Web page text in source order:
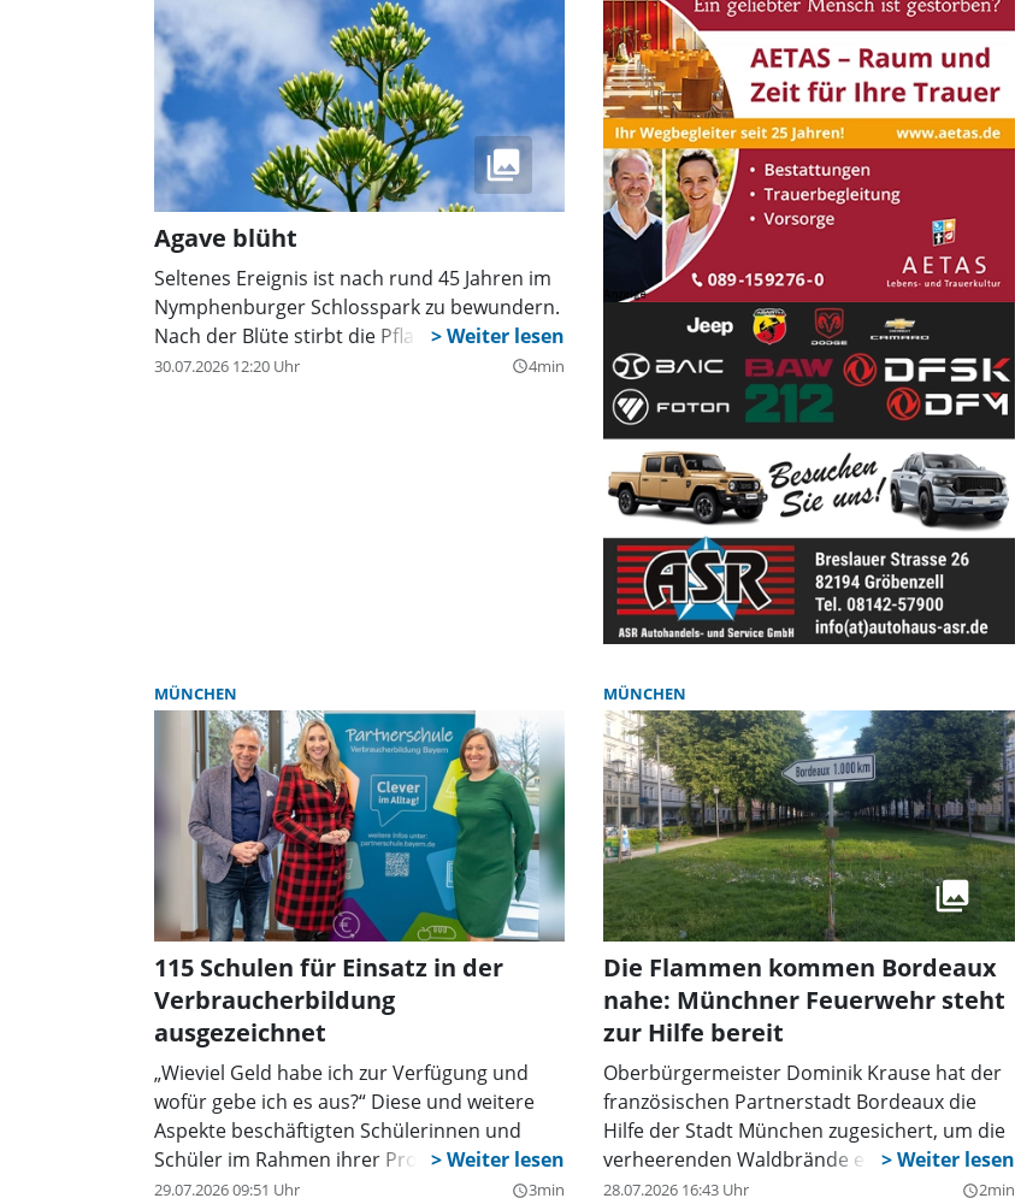
Agave blüht
Seltenes Ereignis ist nach rund 45 Jahren im
Nymphenburger Schlosspark zu bewundern.
Nach der Blüte stirbt die Pflanze.
30.07.2026 12:20 Uhr query_builder4min
MÜNCHEN
115 Schulen für Einsatz in der
Verbraucherbildung
ausgezeichnet
„Wieviel Geld habe ich zur Verfügung und
wofür gebe ich es aus?“ Diese und weitere
Aspekte beschäftigten Schülerinnen und
Schüler im Rahmen ihrer Projekte.
Verbraucherschutzminister Thorsten
29.07.2026 09:51 Uhr query_builder3min
MÜNCHEN
Die Flammen kommen Bordeaux
nahe: Münchner Feuerwehr steht
zur Hilfe bereit
Oberbürgermeister Dominik Krause hat der
französischen Partnerstadt Bordeaux die
Hilfe der Stadt München zugesichert, um die
verheerenden Waldbrände einzudämmen.
Die Flammen kommen der Stadt immer
28.07.2026 16:43 Uhr query_builder2min